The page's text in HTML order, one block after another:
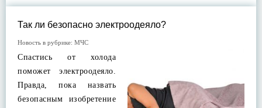
Так ли безопасно электроодеяло?
Новость в рубрике: МЧС
Спастись от холода
поможет электроодеяло.
Правда, пока назвать
безопасным изобретение